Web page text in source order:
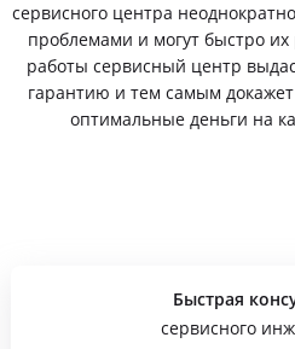
сервисного центра
проблемами и могут быстро
работы сервисный центр
гарантию и тем самым
оптимальные деньги на
Быстрая
сервисного